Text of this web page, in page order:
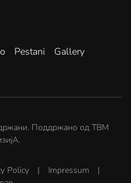
Pestani
Gallery
Поддржано од ТВМ
.
Policy | Impressum |